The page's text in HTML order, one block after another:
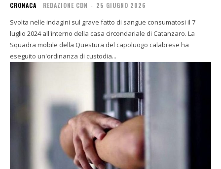
CRONACA REDAZIONE CDN - 25 GIUGNO 2026
Svolta nelle indagini sul grave fatto di sangue consumatosi il 7
luglio 2024 all'interno della casa circondariale di Catanzaro. La
Squadra mobile della Questura del capoluogo calabrese ha
eseguito un'ordinanza di custodia...